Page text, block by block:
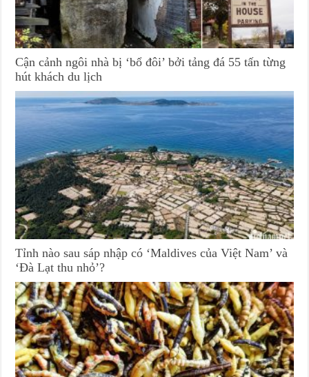
Cận cảnh ngôi nhà bị ‘bổ đôi’ bởi tảng đá 55 tấn từng
hút khách du lịch
Tỉnh nào sau sáp nhập có ‘Maldives của Việt Nam’ và
‘Đà Lạt thu nhỏ’?